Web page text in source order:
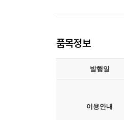
품목정보
발행일
이용안내